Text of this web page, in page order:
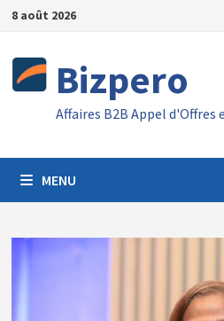
Passer
contenu
8 août 2026
Bizpero
Affaires B2B Appel d'Offres
MENU